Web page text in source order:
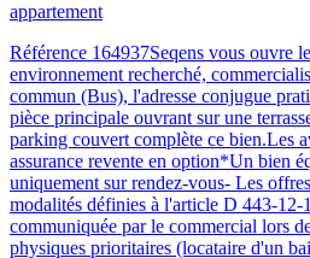
appartement
Référence 164937Seqens vous ouvre
environnement recherché,
commun (Bus), l'adresse conjugue
pièce principale ouvrant sur une
parking couvert complète ce bien.Les
assurance revente en option*Un bien
uniquement sur rendez-vous- Les
modalités définies à l'article D 443-12-
communiquée par le commercial lors
physiques prioritaires (locataire d'un